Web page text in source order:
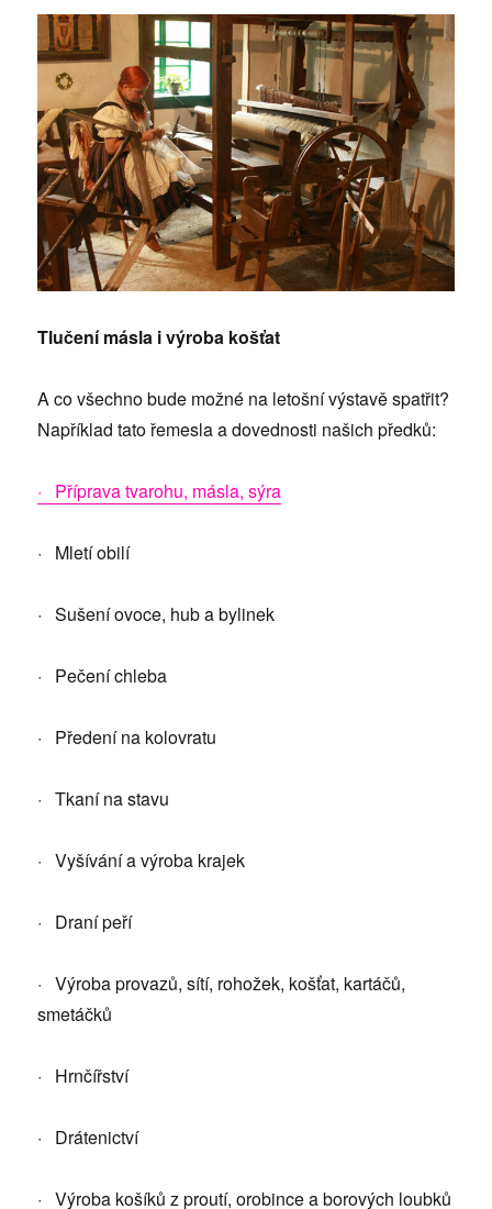
Tlučení másla i výroba košťat
A co všechno bude možné na letošní výstavě spatřit?
Například tato řemesla a dovednosti našich předků:
· Příprava tvarohu, másla, sýra
· Mletí obilí
· Sušení ovoce, hub a bylinek
· Pečení chleba
· Předení na kolovratu
· Tkaní na stavu
· Vyšívání a výroba krajek
· Draní peří
· Výroba provazů, sítí, rohožek, košťat, kartáčů,
smetáčků
· Hrnčířství
· Drátenictví
· Výroba košíků z proutí, orobince a borových loubků